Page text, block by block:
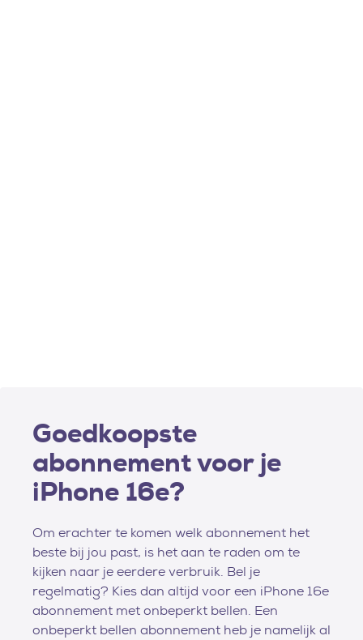
Goedkoopste
abonnement voor je
iPhone 16e?
Om erachter te komen welk abonnement het
beste bij jou past, is het aan te raden om te
kijken naar je eerdere verbruik. Bel je
regelmatig? Kies dan altijd voor een iPhone 16e
abonnement met onbeperkt bellen. Een
onbeperkt bellen abonnement heb je namelijk al